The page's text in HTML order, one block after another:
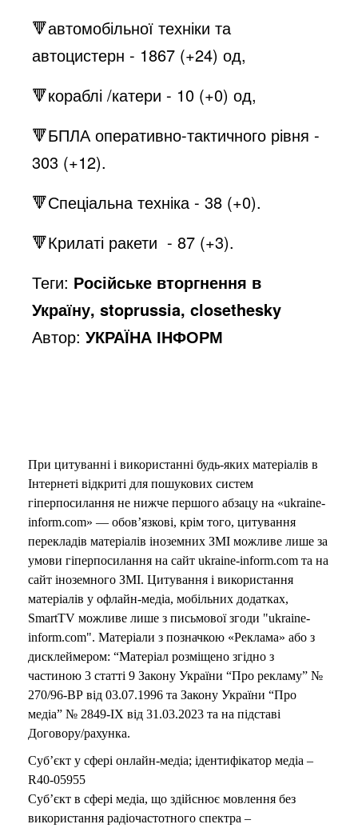
🔻автомобільної техніки та
автоцистерн - 1867 (+24) од,
🔻кораблі /катери - 10 (+0) од,
🔻БПЛА оперативно-тактичного рівня -
303 (+12).
🔻Спеціальна техніка - 38 (+0).
🔻Крилаті ракети - 87 (+3).
Теги: Російське вторгнення в
Україну, stoprussia, closethesky
Автор:УКРАЇНА ІНФОРМ
При цитуванні і використанні будь-яких матеріалів в
Інтернеті відкриті для пошукових систем
гіперпосилання не нижче першого абзацу на «ukraine-
inform.com» — обов’язкові, крім того, цитування
перекладів матеріалів іноземних ЗМІ можливе лише за
умови гіперпосилання на сайт ukraine-inform.com та на
сайт іноземного ЗМІ. Цитування і використання
матеріалів у офлайн-медіа, мобільних додатках,
SmartTV можливе лише з письмової згоди "ukraine-
inform.com". Матеріали з позначкою «Реклама» або з
дисклеймером: “Матеріал розміщено згідно з
частиною 3 статті 9 Закону України “Про рекламу” №
270/96-ВР від 03.07.1996 та Закону України “Про
медіа” № 2849-IX від 31.03.2023 та на підставі
Договору/рахунка.
Суб’єкт у сфері онлайн-медіа; ідентифікатор медіа –
R40-05955
Суб’єкт в сфері медіа, що здійснює мовлення без
використання радіочастотного спектра –